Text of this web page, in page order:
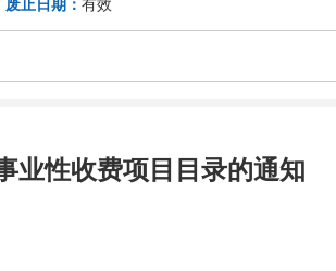
废止日期： 有效
业性收费项目目录的通知